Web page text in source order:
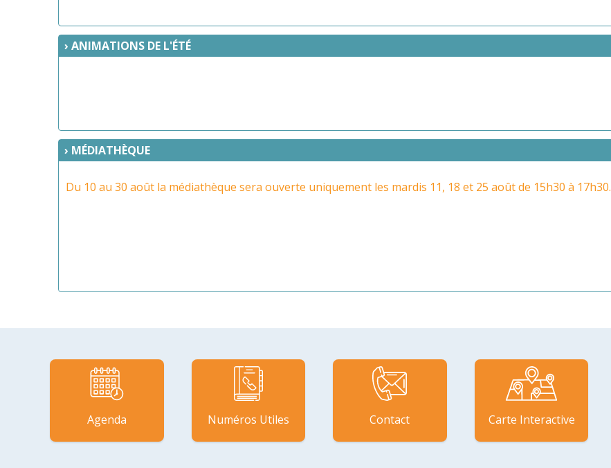
ANIMATIONS DE L'ÉTÉ
MÉDIATHÈQUE
Du 10 au 30 août la médiathèque sera ouverte uniquement les mardis 11, 18 et 25 août de 15h30 à 17h30.
Agenda Numéros Utiles Contact Carte Interactive